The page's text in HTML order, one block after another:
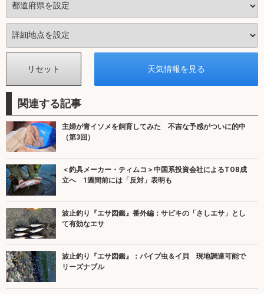
関連する記事
主婦が青イソメを飼育してみた 不吉な予感がついに的中
（第3回）
＜釣具メーカー・ティムコ＞中国系投資会社によるTOB成
立へ 1週間前には「反対」表明も
波止釣り『エサ図鑑』番外編：サビキの「さしエサ」とし
て有効なエサ
波止釣り『エサ図鑑』：パイプ虫＆イ貝 現地調達可能で
リーズナブル